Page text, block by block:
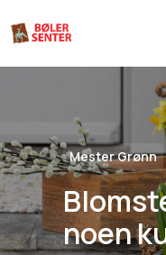
Mester Grønn
noen